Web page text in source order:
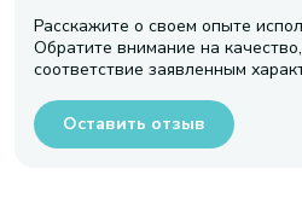
Расскажите о своем опыте
Обратите внимание на
соответствие заявленным
Оставить отзыв